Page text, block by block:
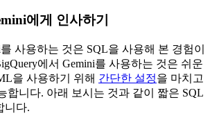
에게 인사하기
사용하는 것은 SQL을 사용해 본 경험이
에서 Gemini를 사용하는 것은 쉬운
을 사용하기 위해 간단한 설정을 마치고
합니다. 아래 보시는 것과 같이 짧은 SQL
니다.